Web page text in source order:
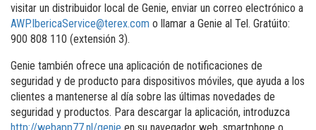
visitar un distribuidor local de Genie, enviar un correo electrónico a
AWP.IbericaService@terex.com o llamar a Genie al Tel. Gratúito:
900 808 110 (extensión 3).
Genie también ofrece una aplicación de notificaciones de
seguridad y de producto para dispositivos móviles, que ayuda a los
clientes a mantenerse al día sobre las últimas novedades de
seguridad y productos. Para descargar la aplicación, introduzca